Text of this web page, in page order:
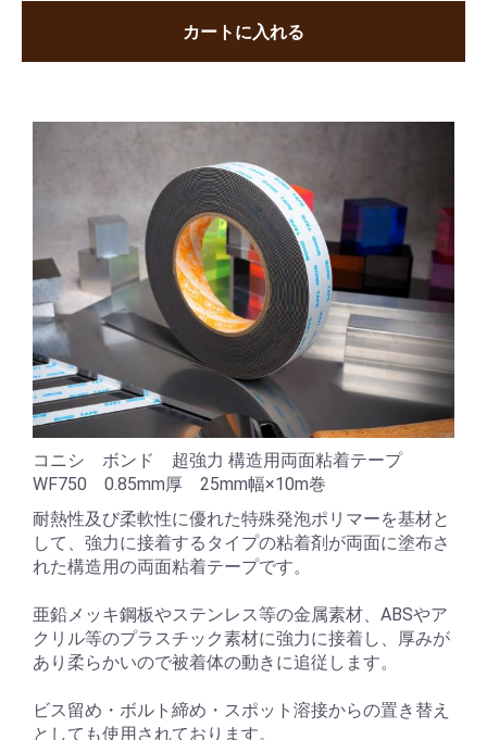
カートに入れる
コニシ ボンド 超強力 構造用両面粘着テープ
WF750 0.85mm厚 25mm幅×10m巻
耐熱性及び柔軟性に優れた特殊発泡ポリマーを基材と
して、強力に接着するタイプの粘着剤が両面に塗布さ
れた構造用の両面粘着テープです。
亜鉛メッキ鋼板やステンレス等の金属素材、ABSやア
クリル等のプラスチック素材に強力に接着し、厚みが
あり柔らかいので被着体の動きに追従します。
ビス留め・ボルト締め・スポット溶接からの置き替え
としても使用されております。